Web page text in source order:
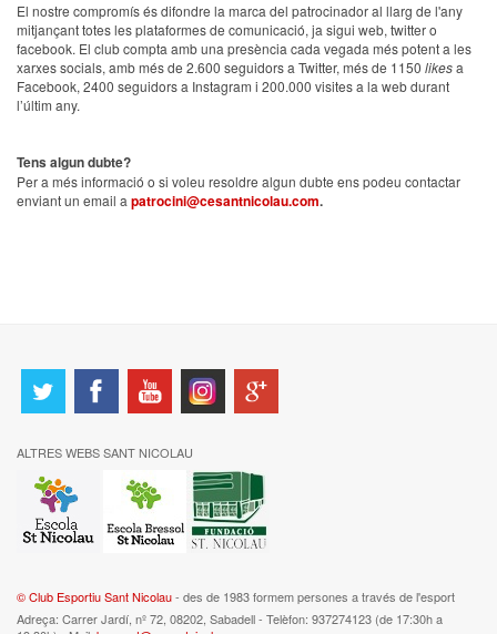
El nostre compromís és difondre la marca del patrocinador al llarg de l'any
mitjançant totes les plataformes de comunicació, ja sigui web, twitter o
facebook. El club compta amb una presència cada vegada més potent a les
xarxes socials, amb més de 2.600 seguidors a Twitter, més de 1150 likesa
Facebook, 2400 seguidors a Instagram i 200.000 visites a la web durant
l’últim any.
Tens algun dubte?
Per a més informació o si voleu resoldre algun dubte ens podeu contactar
enviant un email a patrocini@cesantnicolau.com.
ALTRES WEBS SANT NICOLAU
© Club Esportiu Sant Nicolau- des de 1983 formem persones a través de l'esport
Adreça: Carrer Jardí, nº 72, 08202, Sabadell - Telèfon: 937274123 (de 17:30h a